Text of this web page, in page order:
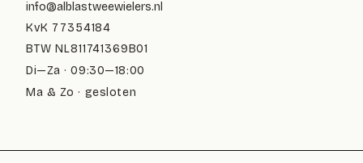
info@alblastweewielers.nl
KvK 77354184
BTW NL811741369B01
Di—Za · 09:30—18:00
Ma & Zo · gesloten